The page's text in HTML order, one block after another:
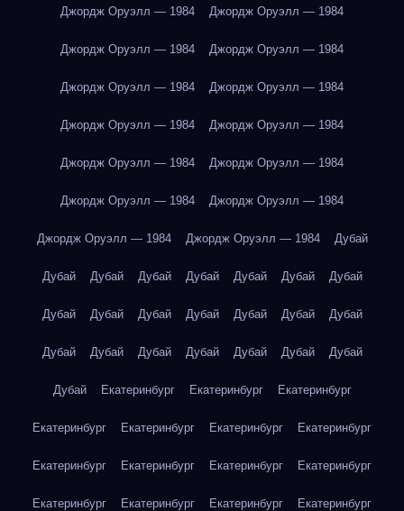
Джордж Оруэлл — 1984 Джордж Оруэлл — 1984
Джордж Оруэлл — 1984 Джордж Оруэлл — 1984
Джордж Оруэлл — 1984 Джордж Оруэлл — 1984
Джордж Оруэлл — 1984 Джордж Оруэлл — 1984
Джордж Оруэлл — 1984 Джордж Оруэлл — 1984
Джордж Оруэлл — 1984 Джордж Оруэлл — 1984
Джордж Оруэлл — 1984 Джордж Оруэлл — 1984 Дубай
Дубай Дубай Дубай Дубай Дубай Дубай Дубай
Дубай Дубай Дубай Дубай Дубай Дубай Дубай
Дубай Дубай Дубай Дубай Дубай Дубай Дубай
Дубай Екатеринбург Екатеринбург Екатеринбург
Екатеринбург Екатеринбург Екатеринбург Екатеринбург
Екатеринбург Екатеринбург Екатеринбург Екатеринбург
Екатеринбург Екатеринбург Екатеринбург Екатеринбург